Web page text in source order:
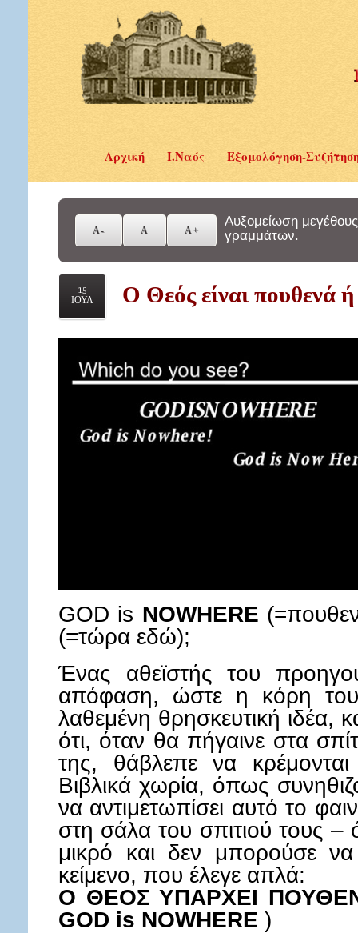
Αρχική Ι.Ναός Εξομολόγηση-
Αυξομείωση μεγέθους
γραμμάτων.
15
ΙΟΥΛ
Ο Θεός είναι πουθενά
GOD is NOWHERE
(=τώρα εδώ);
Ένας αθεϊστής του
απόφαση, ώστε η κόρη
λαθεμένη θρησκευτική
ότι, όταν θα πήγαινε στα
της, θάβλεπε να
Βιβλικά χωρία, όπως
να αντιμετωπίσει αυτό το
στη σάλα του σπιτιού τους –
μικρό και δεν μπορούσε να
κείμενο, που έλεγε απλά:
Ο ΘΕΟΣ ΥΠΑΡΧΕΙ
GOD is NOWHERE )